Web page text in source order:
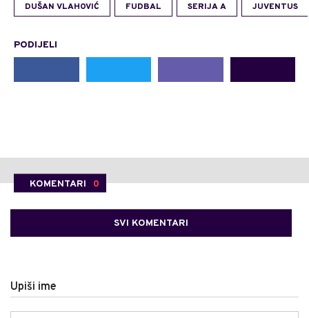
DUŠAN VLAHOVIĆ FUDBAL SERIJA A JUVENTUS
PODIJELI
KOMENTARI 0
SVI KOMENTARI
Upiši ime